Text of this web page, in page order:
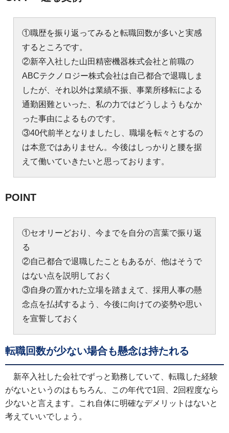
①職歴を振り返ってみると転職回数が多いと実感
するところです。
②新卒入社した山田精密機器株式会社と前職の
ABCテクノロジー株式会社は自己都合で退職しま
したが、それ以外は業績不振、事業所移転による
通勤困難といった、私の力ではどうしようもなか
った事由によるものです。
③40代前半となりましたし、職場を転々とするの
は本意ではありません。今後はしっかりと腰を据
えて働いていきたいと思っております。
POINT
①セオリーどおり、今までを自分の言葉で振り返
る
②自己都合で退職したこともあるが、他はそうで
はない点を説明しておく
③自身の置かれた立場を踏まえて、採用人事の懸
念点を払拭するよう、今後に向けての姿勢や思い
を宣誓しておく
転職回数が少ない場合も懸念は持たれる
新卒入社した会社でずっと勤務していて、転職した経験
がないというのはもちろん、この年代で1回、2回程度なら
少ないと言えます。これ自体に明確なデメリットはないと
考えていいでしょう。